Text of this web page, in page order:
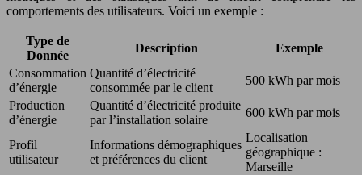
comportements des utilisateurs. Voici un exemple :
Type de
Donnée
Description
Exemple
Consommation
d’énergie
Quantité d’électricité
consommée par le client
500 kWh par mois
Production
d’énergie
Quantité d’électricité produite
par l’installation solaire
600 kWh par mois
Profil
utilisateur
Informations démographiques
et préférences du client
Localisation
géographique :
Marseille